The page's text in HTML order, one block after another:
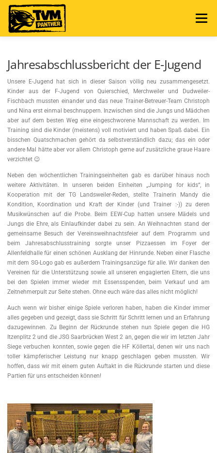
Zum
Inhalt
springen
Menü
MANNSCHAFTEN SPIELBERICHTE FAN SHOP
Jahresabschlussbericht der E-Jugend
Unsere E-Jugend hat sich in dieser Saison völlig neu zusammengesetzt.
Kinder aus der F-Jugend von Quierschied, Merchweiler und Dudweiler-
Fischbach mussten einander und das neue Trainer-Betreuer-Team Christoph
und Nina erst einmal beschnuppern. Inzwischen sind die Jungs und Mädchen
aber auf dem besten Weg eine eingeschworene Mannschaft zu werden. Im
Training sind die Kinder (meistens) voll motiviert und haben Spaß dabei. Ein
bisschen Quatschmachen gehört da selbstverständlich dazu; das ein oder
andere Mal hätte aber vor allem Christoph gerne auf zusätzliche graue Haare
verzichtet 😉
Neben den wöchentlichen Trainingseinheiten gab es darüber hinaus noch
weitere Aktivitäten. In unseren beiden Einheiten „Jumping for kids“, in
Kooperation mit der TG Landsweiler-Reden, stellte Trainerin Mandy die
Kondition, Koordination und Kraft der Kinder (und Trainer :-)) zu deren
Musikwünschen auf die Probe. Beim EEW-Cup hatten unsere Mädels und
Jungs die Ehre, als Einlaufkinder dabei zu sein. An Weihnachten stand der
gemeinsame Besuch der Vereinsweihnachtsfeier auf dem Programm und
beim Jahresabschlusstraining sorgte unser Pizzaessen im Foyer der
Allenfeldhalle für einen schönen Ausklang der Hinrunde. Neben einer Flasche
mit dem SG-Logo gab es außerdem Trainingsanzüge für alle. Wir danken den
Vereinen für die Unterstützung sowie all unseren engagierten Eltern, die uns
bei den Spielen immer wieder mit Essensspenden, beim Verkauf und am
Zeitnehmerpult zur Seite stehen. Ohne euch wäre das alles nicht möglich!
Auch wenn wir bisher einige Spiele verloren haben, haben die Kinder immer
alles gegeben und gezeigt, dass sie Schritt für Schritt lernen und an Erfahrung
dazugewinnen. Zu Beginn der Rückrunde stehen nun Spiele gegen die HG
Itzenplitz 2 und die JSG Saarbrücken West 2 an, gegen die wir im letzten Jahr
Siege verbuchen konnten, sowie gegen die HF Köllertal, denen wir uns nach
toller kämpferischer Leistung nur knapp geschlagen geben mussten. Wir
hoffen, dass wir mit einem guten Auftakt in die Rückrunde starten und diese
Partien für uns entscheiden können!